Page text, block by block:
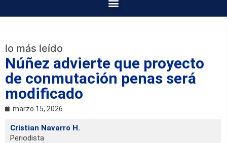
lo más leído
Núñez advierte que proyecto
de conmutación penas será
modificado
marzo 15, 2026
Cristian Navarro H.
Periodista